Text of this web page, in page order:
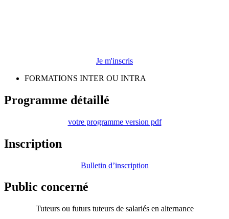
Je m'inscris
FORMATIONS INTER OU INTRA
Programme détaillé
votre programme version pdf
Inscription
Bulletin d’inscription
Public concerné
Tuteurs ou futurs tuteurs de salariés en alternance